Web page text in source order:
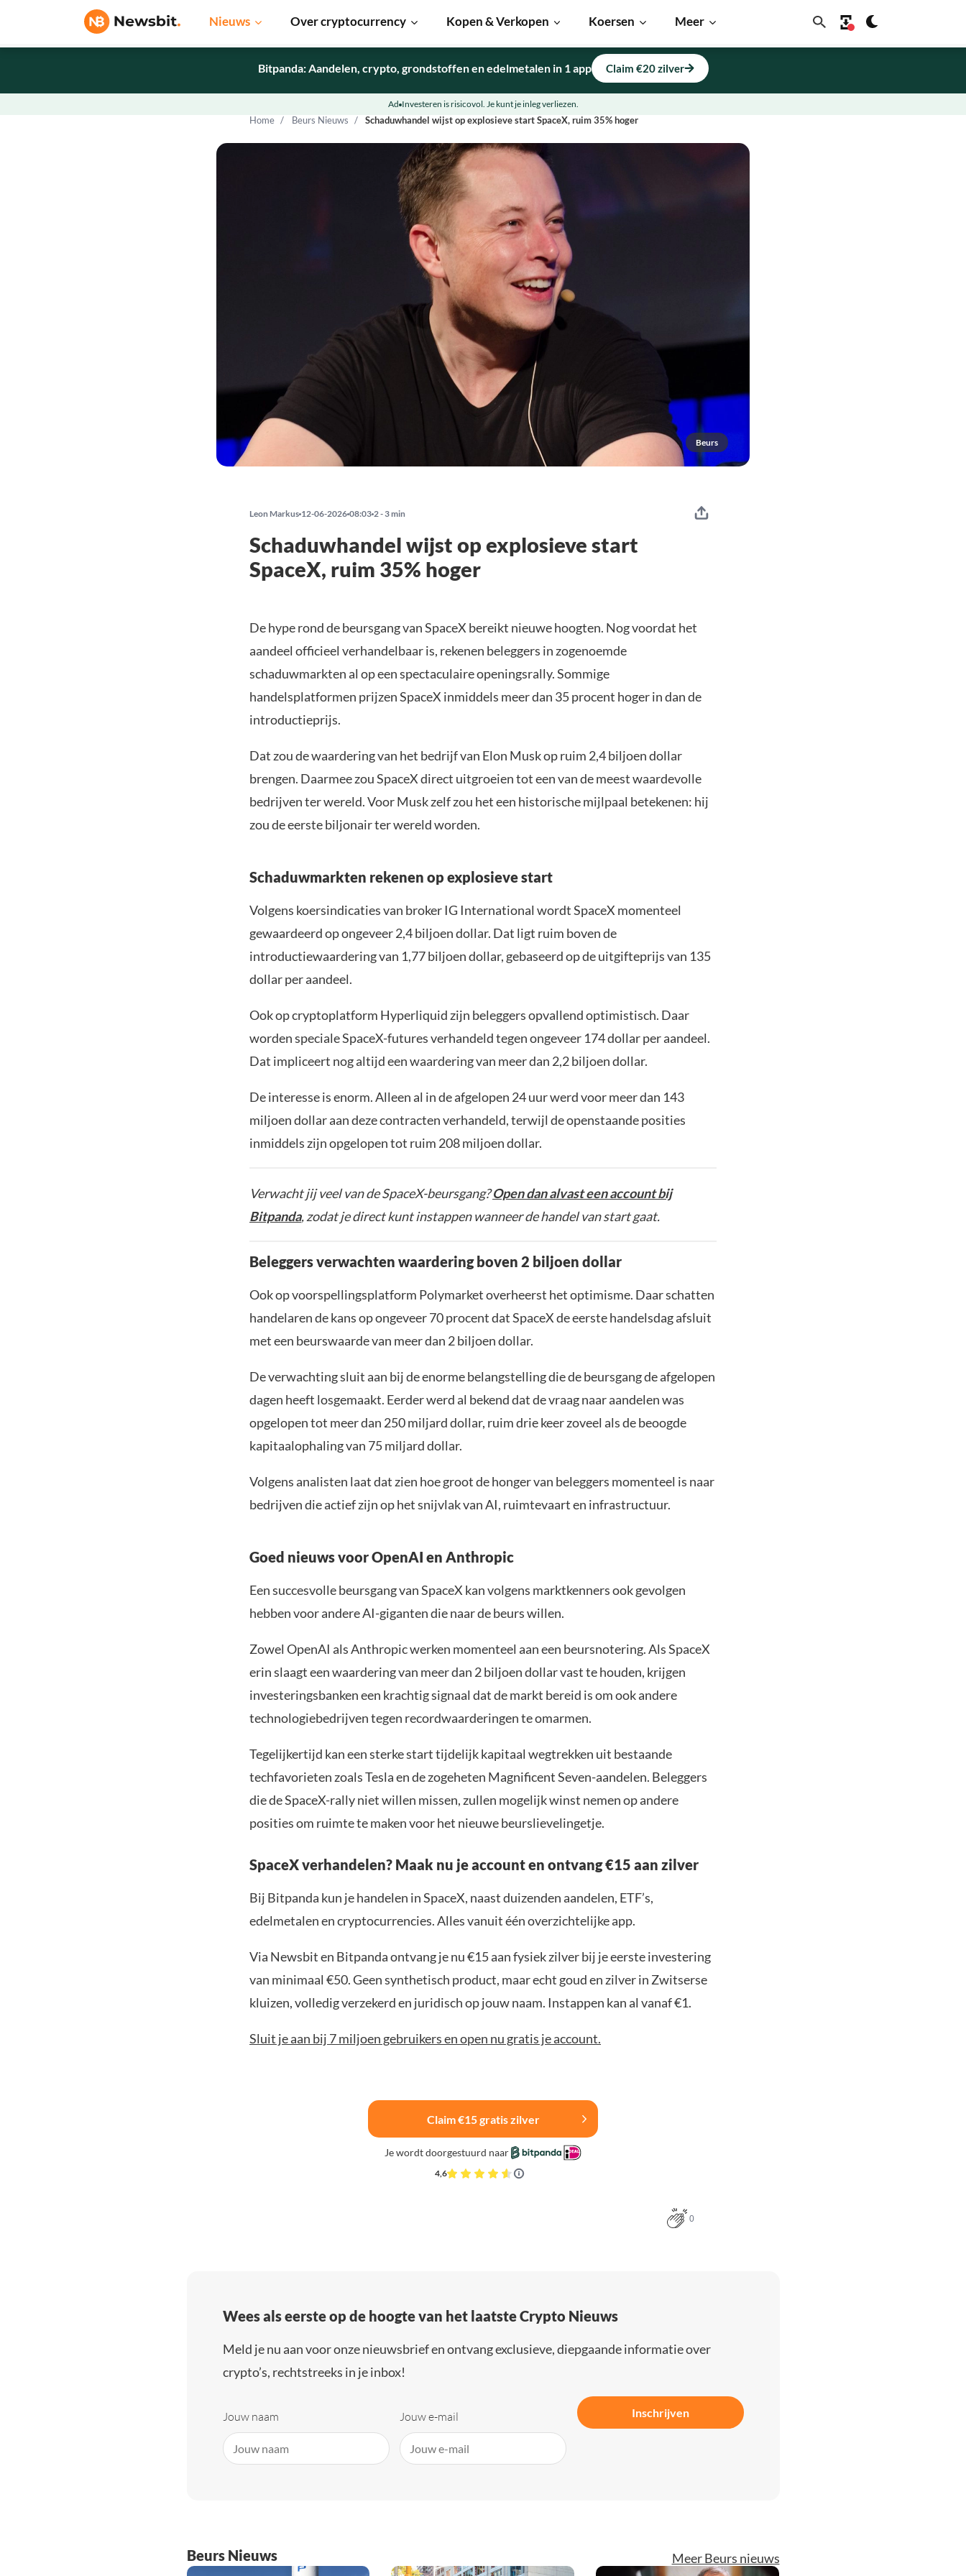
Nieuws Over cryptocurrency Kopen & Verkopen Koersen Meer
Home Beurs Nieuws Schaduwhandel wijst op explosieve start SpaceX, ruim 35% hoger
Beurs
Bitpanda: Aandelen, crypto, grondstoffen en edelmetalen in 1 app Claim €20 zilver
Ad Investeren is risicovol. Je kunt je inleg verliezen.
Leon Markus 12-06-2026 08:03 2 - 3 min
Schaduwhandel wijst op explosieve start
SpaceX, ruim 35% hoger
De hype rond de beursgang van SpaceX bereikt nieuwe hoogten. Nog voordat het
aandeel officieel verhandelbaar is, rekenen beleggers in zogenoemde
schaduwmarkten al op een spectaculaire openingsrally. Sommige
handelsplatformen prijzen SpaceX inmiddels meer dan 35 procent hoger in dan de
introductieprijs.
Dat zou de waardering van het bedrijf van Elon Musk op ruim 2,4 biljoen dollar
brengen. Daarmee zou SpaceX direct uitgroeien tot een van de meest waardevolle
bedrijven ter wereld. Voor Musk zelf zou het een historische mijlpaal betekenen: hij
zou de eerste biljonair ter wereld worden.
Schaduwmarkten rekenen op explosieve start
Volgens koersindicaties van broker IG International wordt SpaceX momenteel
gewaardeerd op ongeveer 2,4 biljoen dollar. Dat ligt ruim boven de
introductiewaardering van 1,77 biljoen dollar, gebaseerd op de uitgifteprijs van 135
dollar per aandeel.
Ook op cryptoplatform Hyperliquid zijn beleggers opvallend optimistisch. Daar
worden speciale SpaceX-futures verhandeld tegen ongeveer 174 dollar per aandeel.
Dat impliceert nog altijd een waardering van meer dan 2,2 biljoen dollar.
De interesse is enorm. Alleen al in de afgelopen 24 uur werd voor meer dan 143
miljoen dollar aan deze contracten verhandeld, terwijl de openstaande posities
inmiddels zijn opgelopen tot ruim 208 miljoen dollar.
Verwacht jij veel van de SpaceX-beursgang?Open dan alvast een account bij
Bitpanda, zodat je direct kunt instappen wanneer de handel van start gaat.
Beleggers verwachten waardering boven 2 biljoen dollar
Ook op voorspellingsplatform Polymarket overheerst het optimisme. Daar schatten
handelaren de kans op ongeveer 70 procent dat SpaceX de eerste handelsdag afsluit
met een beurswaarde van meer dan 2 biljoen dollar.
De verwachting sluit aan bij de enorme belangstelling die de beursgang de afgelopen
dagen heeft losgemaakt. Eerder werd al bekend dat de vraag naar aandelen was
opgelopen tot meer dan 250 miljard dollar, ruim drie keer zoveel als de beoogde
kapitaalophaling van 75 miljard dollar.
Volgens analisten laat dat zien hoe groot de honger van beleggers momenteel is naar
bedrijven die actief zijn op het snijvlak van AI, ruimtevaart en infrastructuur.
Goed nieuws voor OpenAI en Anthropic
Een succesvolle beursgang van SpaceX kan volgens marktkenners ook gevolgen
hebben voor andere AI-giganten die naar de beurs willen.
Zowel OpenAI als Anthropic werken momenteel aan een beursnotering. Als SpaceX
erin slaagt een waardering van meer dan 2 biljoen dollar vast te houden, krijgen
investeringsbanken een krachtig signaal dat de markt bereid is om ook andere
technologiebedrijven tegen recordwaarderingen te omarmen.
Tegelijkertijd kan een sterke start tijdelijk kapitaal wegtrekken uit bestaande
techfavorieten zoals Tesla en de zogeheten Magnificent Seven-aandelen. Beleggers
die de SpaceX-rally niet willen missen, zullen mogelijk winst nemen op andere
posities om ruimte te maken voor het nieuwe beurslievelingetje.
SpaceX verhandelen? Maak nu je account en ontvang €15 aan zilver
Bij Bitpanda kun je handelen in SpaceX, naast duizenden aandelen, ETF’s,
edelmetalen en cryptocurrencies. Alles vanuit één overzichtelijke app.
Via Newsbit en Bitpanda ontvang je nu €15 aan fysiek zilver bij je eerste investering
van minimaal €50. Geen synthetisch product, maar echt goud en zilver in Zwitserse
kluizen, volledig verzekerd en juridisch op jouw naam. Instappen kan al vanaf €1.
Sluit je aan bij 7 miljoen gebruikers en open nu gratis je account.
Claim €15 gratis zilver
Je wordt doorgestuurd naar
4,6
0
Wees als eerste op de hoogte van het laatste Crypto Nieuws
Meld je nu aan voor onze nieuwsbrief en ontvang exclusieve, diepgaande informatie over
crypto’s, rechtstreeks in je inbox!
Jouw naam Jouw e-mail Inschrijven
Beurs Nieuws Meer Beurs nieuws